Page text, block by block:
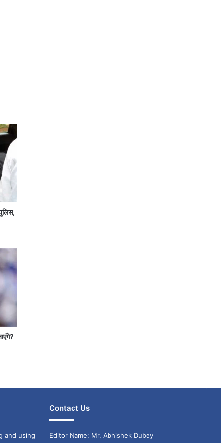
and using
Contact Us
Editor Name: Mr. Abhishek Dubey